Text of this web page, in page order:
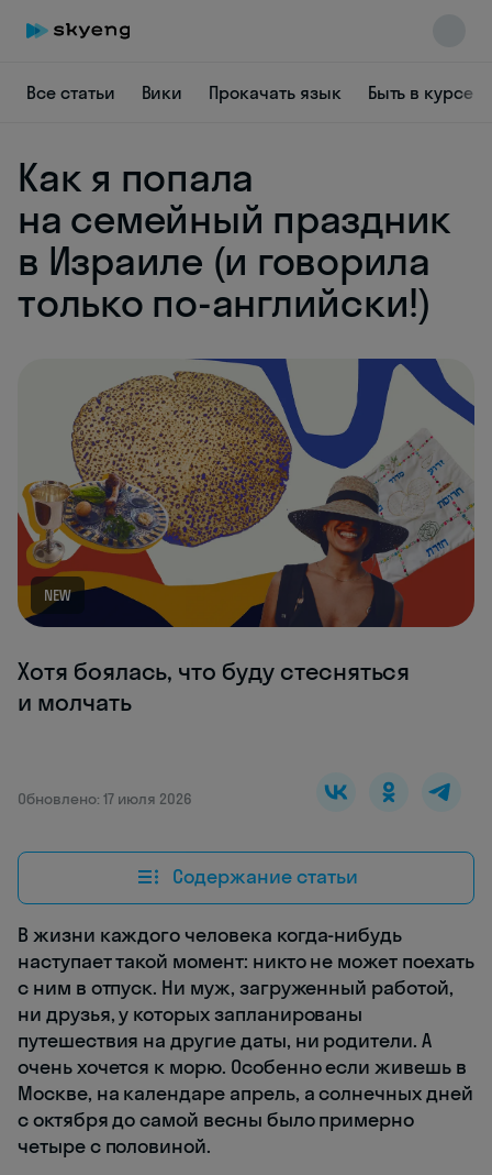
Все статьи Вики Прокачать язык Быть в курсе
Как я попала
на семейный праздник
в Израиле (и говорила
только по-английски!)
NEW
Хотя боялась, что буду стесняться
и молчать
Обновлено: 17 июля 2026
Содержание статьи
В жизни каждого человека когда-нибудь
наступает такой момент: никто не может поехать
с ним в отпуск. Ни муж, загруженный работой,
ни друзья, у которых запланированы
путешествия на другие даты, ни родители. А
очень хочется к морю. Особенно если живешь в
Москве, на календаре апрель, а солнечных дней
с октября до самой весны было примерно
четыре с половиной.
Skyeng Chat
online